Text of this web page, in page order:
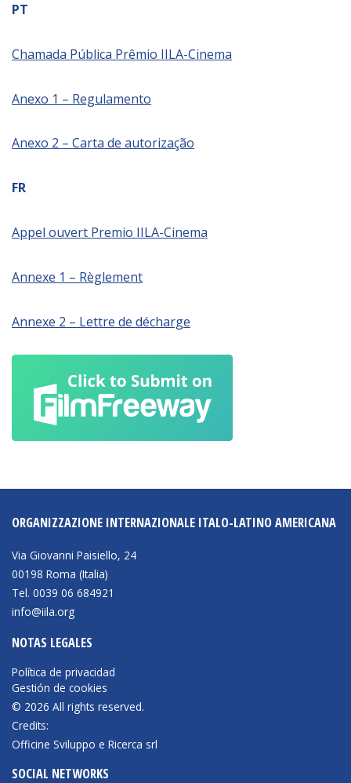
PT
Chamada Pública Prêmio IILA-Cinema
Anexo 1 – Regulamento
Anexo 2 – Carta de autorização
FR
Appel ouvert Premio IILA-Cinema
Annexe 1 – Règlement
Annexe 2 – Lettre de décharge
ORGANIZZAZIONE INTERNAZIONALE ITALO-LATINO AMERICANA
Via Giovanni Paisiello, 24
00198 Roma (Italia)
Tel. 0039 06 684921
info@iila.org
NOTAS LEGALES
Política de privacidad
Gestión de cookies
© 2026 All rights reserved.
Credits:
Officine Sviluppo e Ricerca srl
SOCIAL NETWORKS